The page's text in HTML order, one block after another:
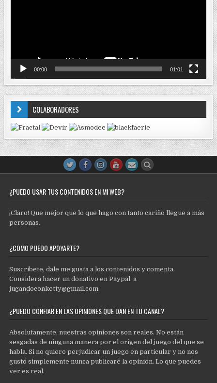
00:00 01:01
COLABORADORES
¿PUEDO USAR TUS CONTENIDOS EN MI WEB?
¡Claro! Que mejor que lo que hago con tanto cariño llegue a más
personas.
¿CÓMO PUEDO APOYARTE?
Suscríbete, dale me gusta a los contenidos y comenta.
Considera hacer un donativo en Paypal a
jugandoconketty@gmail.com
¿PUEDO CONFIAR EN LAS OPINIONES QUE DAN EN TU CANAL?
Absolutamente, nuestras opiniones son reales. No están
sesgadas de ninguna manera por el origen del juego del que se
habla. Si no quiero perjudicar un juego en particular y no nos
gustó simplemente nunca publicaré la opinión. Lo que puedes
ver es real.